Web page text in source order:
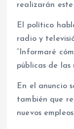
realizarán
El político
radio y
“Informaré
públicas de las
En el anuncio
también que
nuevos